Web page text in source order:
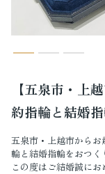
【五泉市・上
約指輪と結婚
五泉市・上越市から
輪と結婚指輪をおつく
この度はご結婚誠にお